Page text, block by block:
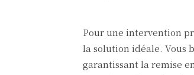
Pour une intervention
la solution idéale. Vous
garantissant la remise